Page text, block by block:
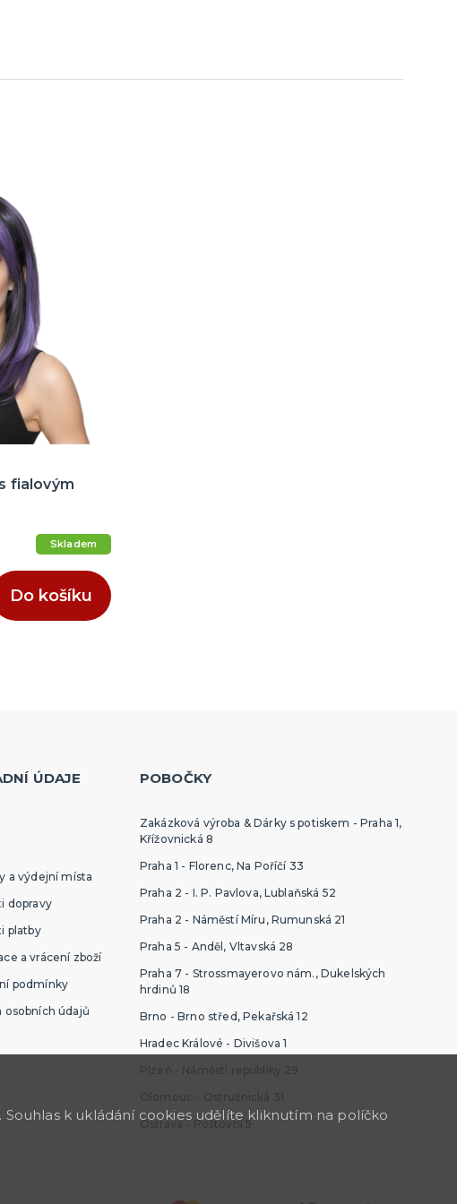
fialovým
Skladem
Do košíku
ÚDAJE
a výdejní místa
dopravy
platby
a vrácení zboží
podmínky
osobních údajů
POBOČKY
Zakázková výroba & Dárky s potiskem - Praha 1,
Křížovnická 8
Praha 1 - Florenc, Na Poříčí 33
Praha 2 - I. P. Pavlova, Lublaňská 52
Praha 2 - Náměstí Míru, Rumunská 21
Praha 5 - Anděl, Vltavská 28
Praha 7 - Strossmayerovo nám., Dukelských
hrdinů 18
Brno - Brno střed, Pekařská 12
Hradec Králové - Divišova 1
Plzeň - Náměstí republiky 29
Olomouc - Ostružnická 31
Ostrava - Poštovní 5
k ukládání cookies udělíte kliknutím na políčko